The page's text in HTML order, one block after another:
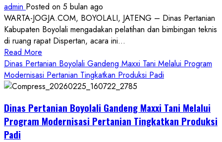
admin Posted on 5 bulan ago
WARTA-JOGJA.COM, BOYOLALI, JATENG – Dinas Pertanian
Kabupaten Boyolali mengadakan pelatihan dan bimbingan teknis
di ruang rapat Dispertan, acara ini...
Read More
more
about
Dinas
Boyolali
Gelar
Dinas Pertanian Boyolali Gandeng Maxxi Tani Melalui Program
Modernisasi Pertanian Tingkatkan Produksi Padi
Dinas Pertanian Boyolali Gandeng Maxxi Tani Melalui
Program Modernisasi Pertanian Tingkatkan Produksi
Padi